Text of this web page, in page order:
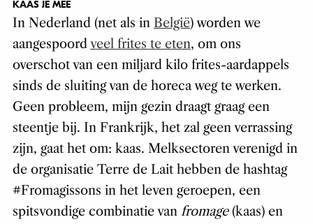
KAAS JE MEE
In Nederland (net als in België) worden we
aangespoord veel frites te eten, om ons
overschot van een miljard kilo frites-aardappels
sinds de sluiting van de horeca weg te werken.
Geen probleem, mijn gezin draagt graag een
steentje bij. In Frankrijk, het zal geen verrassing
zijn, gaat het om: kaas. Melksectoren verenigd in
de organisatie Terre de Lait hebben de hashtag
#Fromagissons in het leven geroepen, een
spitsvondige combinatie van fromage(kaas) en